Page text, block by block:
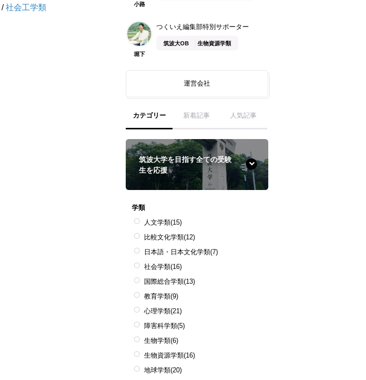
/社会工学類
小路
堀下
つくいえ編集部特別サポーター
筑波大OB 生物資源学類
運営会社
カテゴリー 新着記事 人気記事
筑波大学を目指す全ての受験
生を応援
学類
人文学類(15)
比較文化学類(12)
日本語・日本文化学類(7)
社会学類(16)
国際総合学類(13)
教育学類(9)
心理学類(21)
障害科学類(5)
生物学類(6)
生物資源学類(16)
地球学類(20)